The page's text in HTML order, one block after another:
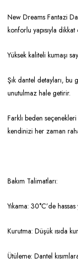
New Dreams Fantazi
konforlu yapısıyla dikkat
Yüksek kaliteli kumaşı
Şık dantel detayları, bu
unutulmaz hale getirir.
Farklı beden
kendinizi her zaman
Bakım Talimatları:
Yıkama: 30°C’de
Kurutma: Düşük ısıda
Ütüleme: Dantel